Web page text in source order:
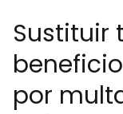
Sustituir
por